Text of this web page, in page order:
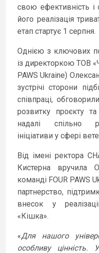
свою ефективність і
його реалізація
етап стартує 1 серпня.
Однією з ключових
із директоркою ТОВ
PAWS Ukraine)
зустрічі сторони
співпраці,
розвитку проєкту та
надалі спільно
ініціативи у сфері
Від імені ректора
Кистерна вручила
команді FOUR PAWS
партнерство,
внесок у
«Кішка».
«Для нашого
особливу